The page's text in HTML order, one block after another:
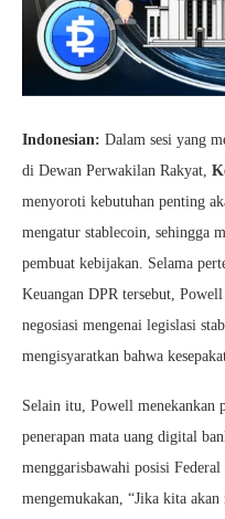
Indonesian: Dalam sesi yang
di Dewan Perwakilan Rakyat,
menyoroti kebutuhan penting
mengatur stablecoin, sehingga
pembuat kebijakan. Selama
Keuangan DPR tersebut,
negosiasi mengenai legislasi
mengisyaratkan bahwa
Selain itu, Powell menekankan
penerapan mata uang digital
menggarisbawahi posisi
mengemukakan, “Jika kita